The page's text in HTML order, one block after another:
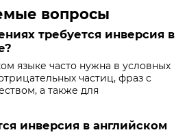
вопросы
требуется инверсия в
языке часто нужна в условных
частиц, фраз с
а также для
инверсия в английском